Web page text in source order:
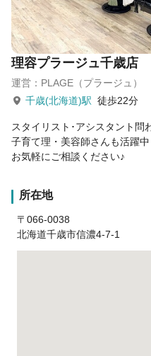
理容プラージュ千歳店
運営：PLAGE（プラージュ）
千歳(北海道)駅 徒歩22分
スタイリスト･アシスタント問
子育て理・美容師さんも活躍中
お気軽にご相談ください♪
所在地
〒066-0038
北海道千歳市信濃4-7-1